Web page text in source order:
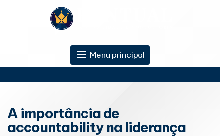
Menu principal
A importância de
accountability na liderança